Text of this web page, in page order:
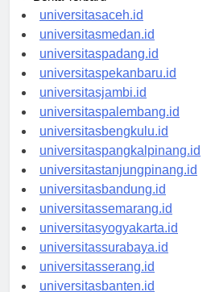
Berita Terbaru
universitasaceh.id
universitasmedan.id
universitaspadang.id
universitaspekanbaru.id
universitasjambi.id
universitaspalembang.id
universitasbengkulu.id
universitaspangkalpinang.id
universitastanjungpinang.id
universitasbandung.id
universitassemarang.id
universitasyogyakarta.id
universitassurabaya.id
universitasserang.id